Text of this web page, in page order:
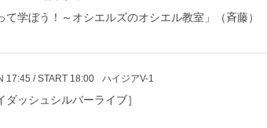
て学ぼう！～オシエルズのオシエル教室」（斉藤）
17:45 / START 18:00 ハイジアV-1
ダッシュシルバーライブ］